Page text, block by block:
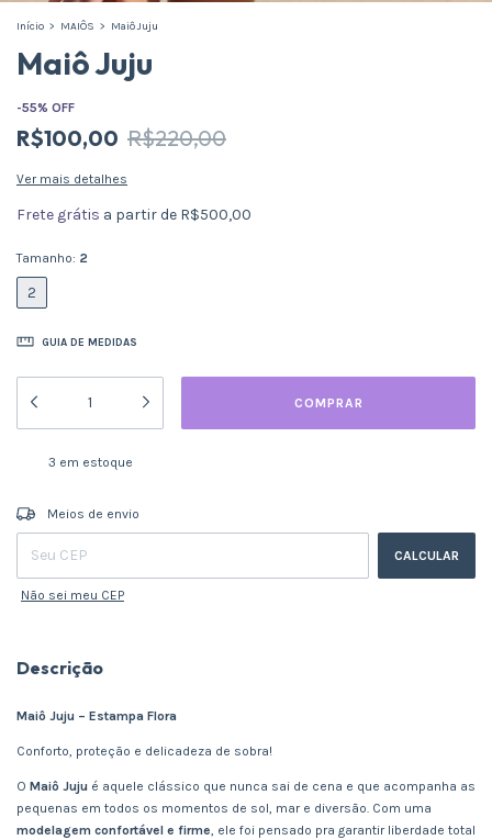
Início > MAIÔS > Maiô Juju
Maiô Juju
-55% OFF
R$100,00 R$220,00
Ver mais detalhes
Frete grátis a partir de R$500,00
Tamanho: 2
2
GUIA DE MEDIDAS
3 em estoque
Entregas para o CEP:
Meios de envio
CALCULAR
Não sei meu CEP
Descrição
Maiô Juju – Estampa Flora
Conforto, proteção e delicadeza de sobra!
O Maiô Juju é aquele clássico que nunca sai de cena e que acompanha as
pequenas em todos os momentos de sol, mar e diversão. Com uma
modelagem confortável e firme, ele foi pensado pra garantir liberdade total